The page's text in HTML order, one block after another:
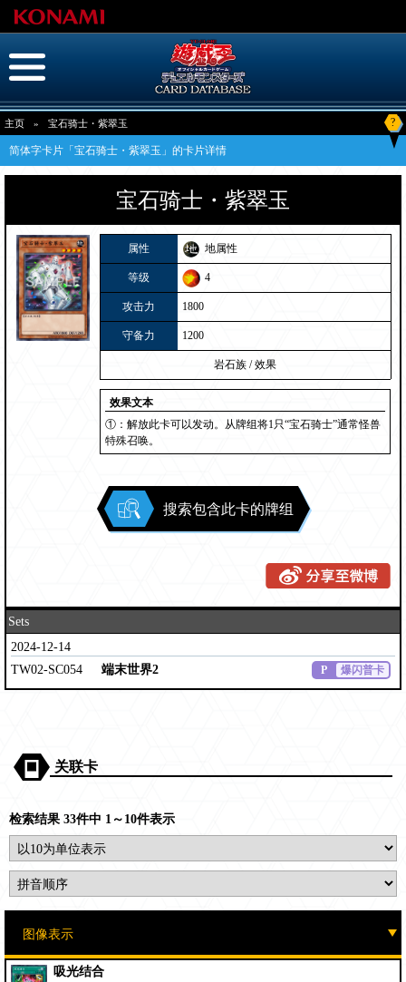
主页 » 宝石骑士・紫翠玉 ?
简体字卡片「宝石骑士・紫翠玉」的卡片详情
宝石骑士・紫翠玉
属性 地属性
等级 4
攻击力 1800
守备力 1200
岩石族 / 效果
效果文本
①：解放此卡可以发动。从牌组将1只“宝石骑士”通常怪兽
特殊召唤。
搜索包含此卡的牌组
Sets
2024-12-14
TW02-SC054
端末世界2 P 爆闪普卡
关联卡
检索结果 33件中 1～10件表示
吸光结合